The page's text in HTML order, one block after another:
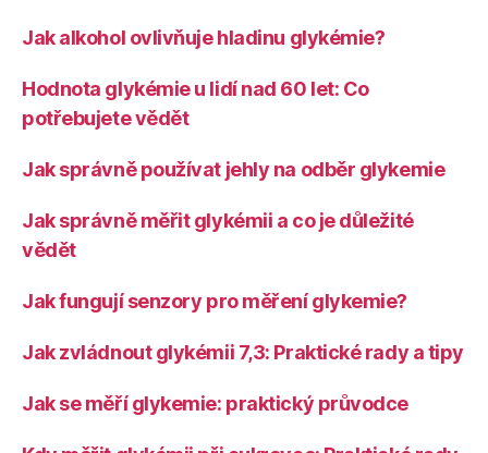
Jak alkohol ovlivňuje hladinu glykémie?
Hodnota glykémie u lidí nad 60 let: Co
potřebujete vědět
Jak správně používat jehly na odběr glykemie
Jak správně měřit glykémii a co je důležité
vědět
Jak fungují senzory pro měření glykemie?
Jak zvládnout glykémii 7,3: Praktické rady a tipy
Jak se měří glykemie: praktický průvodce